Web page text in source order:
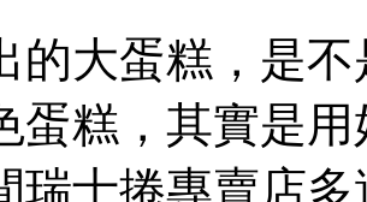
的大蛋糕，是
蛋糕，其實是
瑞士捲專賣店